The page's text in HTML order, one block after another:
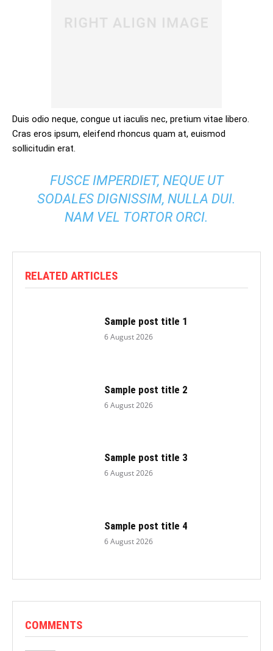
Duis odio neque, congue ut iaculis nec, pretium vitae libero.
Cras eros ipsum, eleifend rhoncus quam at, euismod
sollicitudin erat.
FUSCE IMPERDIET, NEQUE UT
SODALES DIGNISSIM, NULLA DUI.
NAM VEL TORTOR ORCI.
RELATED ARTICLES
Sample post title 1
6 August 2026
Sample post title 2
6 August 2026
Sample post title 3
6 August 2026
Sample post title 4
6 August 2026
COMMENTS